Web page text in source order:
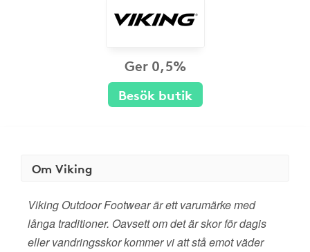
Ger 0,5%
Besök butik
Om Viking
Viking Outdoor Footwear är ett varumärke med
långa traditioner. Oavsett om det är skor för dagis
eller vandringsskor kommer vi att stå emot väder